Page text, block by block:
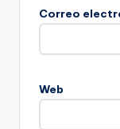
Correo
Web